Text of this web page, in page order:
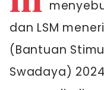
dan LSM
(Bantuan
Swadaya)